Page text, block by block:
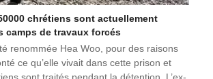
chrétiens sont actuellement
camps de travaux forcés
renommée Hea Woo, pour des raisons
ce qu’elle vivait dans cette prison et
sont traités pendant la détention. L’ex-